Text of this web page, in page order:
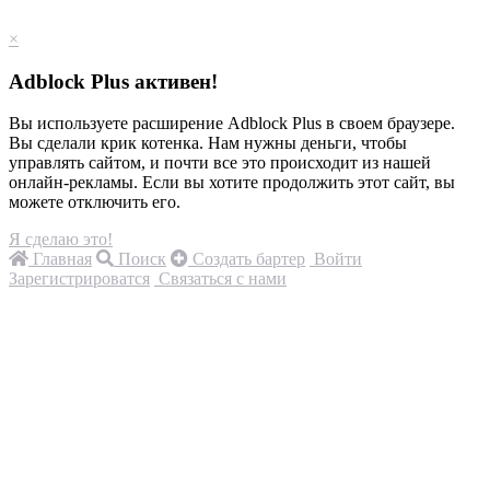
×
Adblock Plus активен!
Вы используете расширение Adblock Plus в своем браузере.
Вы сделали крик котенка. Нам нужны деньги, чтобы
управлять сайтом, и почти все это происходит из нашей
онлайн-рекламы. Если вы хотите продолжить этот сайт, вы
можете отключить его.
Я сделаю это!
Главная
Поиск Создать бартер Войти
Зарегистрироватся Связаться с нами